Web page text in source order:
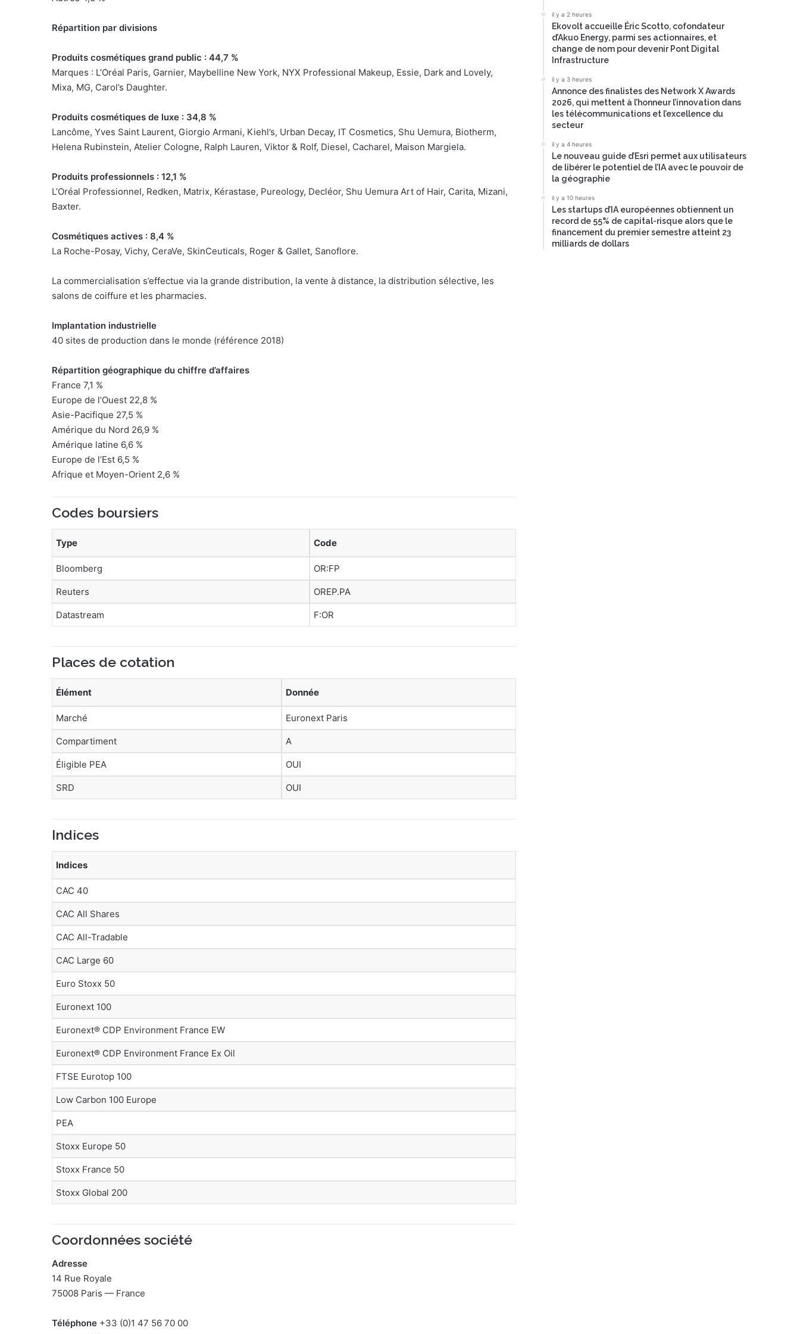
Répartition par divisions
Produits cosmétiques grand public : 44,7 %
Marques : L’Oréal Paris, Garnier, Maybelline New York, NYX Professional Makeup, Essie, Dark and Lovely,
Mixa, MG, Carol’s Daughter.
Produits cosmétiques de luxe : 34,8 %
Lancôme, Yves Saint Laurent, Giorgio Armani, Kiehl’s, Urban Decay, IT Cosmetics, Shu Uemura, Biotherm,
Helena Rubinstein, Atelier Cologne, Ralph Lauren, Viktor & Rolf, Diesel, Cacharel, Maison Margiela.
Produits professionnels : 12,1 %
L’Oréal Professionnel, Redken, Matrix, Kérastase, Pureology, Decléor, Shu Uemura Art of Hair, Carita, Mizani,
Baxter.
Cosmétiques actives : 8,4 %
La Roche-Posay, Vichy, CeraVe, SkinCeuticals, Roger & Gallet, Sanoflore.
La commercialisation s’effectue via la grande distribution, la vente à distance, la distribution sélective, les
salons de coiffure et les pharmacies.
Implantation industrielle
40 sites de production dans le monde (référence 2018)
Répartition géographique du chiffre d’affaires
France 7,1 %
Europe de l’Ouest 22,8 %
Asie-Pacifique 27,5 %
Amérique du Nord 26,9 %
Amérique latine 6,6 %
Europe de l’Est 6,5 %
Afrique et Moyen-Orient 2,6 %
Codes boursiers
Type Code
Bloomberg OR:FP
Reuters OREP.PA
Datastream F:OR
Places de cotation
Élément Donnée
Marché Euronext Paris
Compartiment A
Éligible PEA OUI
SRD OUI
Indices
Indices
CAC 40
CAC All Shares
CAC All-Tradable
CAC Large 60
Euro Stoxx 50
Euronext 100
Euronext® CDP Environment France EW
Euronext® CDP Environment France Ex Oil
FTSE Eurotop 100
Low Carbon 100 Europe
PEA
Stoxx Europe 50
Stoxx France 50
Stoxx Global 200
Coordonnées société
Adresse
14 Rue Royale
75008 Paris — France
Téléphone +33 (0)1 47 56 70 00
il y a 2 heures
Ekovolt accueille Éric Scotto, cofondateur
d’Akuo Energy, parmi ses actionnaires, et
change de nom pour devenir Pont Digital
Infrastructure
il y a 3 heures
Annonce des finalistes des Network X Awards
2026, qui mettent à l’honneur l’innovation dans
les télécommunications et l’excellence du
secteur
il y a 4 heures
Le nouveau guide d’Esri permet aux utilisateurs
de libérer le potentiel de l’IA avec le pouvoir de
la géographie
il y a 10 heures
Les startups d’IA européennes obtiennent un
record de 55% de capital-risque alors que le
financement du premier semestre atteint 23
milliards de dollars